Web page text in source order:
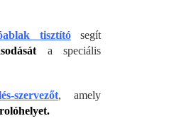
tisztítósegít
a speciális
szervezőt, amely